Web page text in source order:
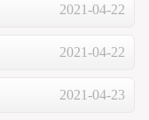
2021-04-22
2021-04-22
2021-04-23